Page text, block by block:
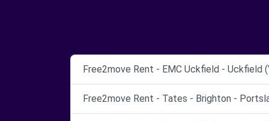
Free2move Rent - EMC Uckfield - Uckfield
Free2move Rent - Tates - Brighton -